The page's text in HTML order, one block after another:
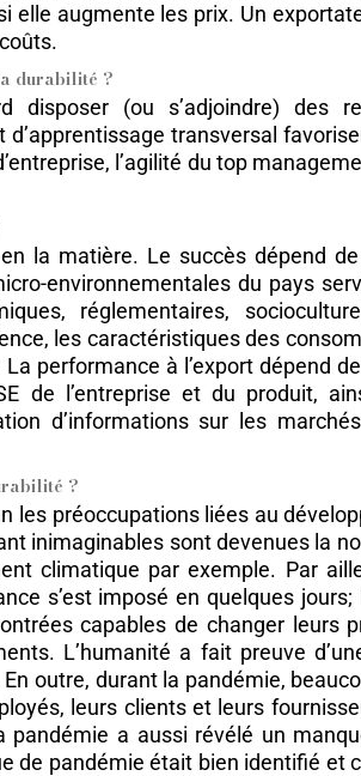
elle augmente les prix. Un
durabilité ?
disposer (ou s’adjoindre) des
transversal
l’agilité du top
la matière. Le succès dépend
environnementales du pays
réglementaires,
les caractéristiques des
performance à l’export dépend
de l’entreprise et du produit,
d’informations sur les
?
préoccupations liées au
inimaginables sont devenues la
climatique par exemple. Par
s’est imposé en quelques
capables de changer leurs
L’humanité a fait preuve
outre, durant la pandémie,
leurs clients et leurs
a aussi révélé un
de pandémie était bien identifié et